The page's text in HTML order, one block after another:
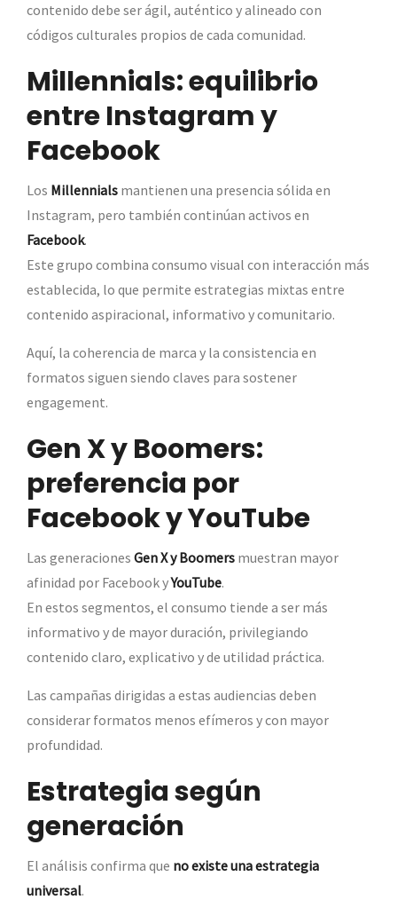
contenido debe ser ágil, auténtico y alineado con
códigos culturales propios de cada comunidad.
Millennials: equilibrio
entre Instagram y
Facebook
Los Millennials mantienen una presencia sólida en
Instagram, pero también continúan activos en
Facebook.
Este grupo combina consumo visual con interacción más
establecida, lo que permite estrategias mixtas entre
contenido aspiracional, informativo y comunitario.
Aquí, la coherencia de marca y la consistencia en
formatos siguen siendo claves para sostener
engagement.
Gen X y Boomers:
preferencia por
Facebook y YouTube
Las generaciones Gen X y Boomers muestran mayor
afinidad por Facebook yYouTube.
En estos segmentos, el consumo tiende a ser más
informativo y de mayor duración, privilegiando
contenido claro, explicativo y de utilidad práctica.
Las campañas dirigidas a estas audiencias deben
considerar formatos menos efímeros y con mayor
profundidad.
Estrategia según
generación
El análisis confirma que no existe una estrategia
universal.